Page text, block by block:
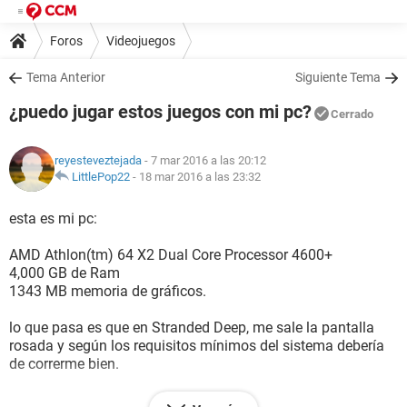
Foros Videojuegos
Tema Anterior Siguiente Tema
¿puedo jugar estos juegos con mi pc? Cerrado
reyesteveztejada - 7 mar 2016 a las 20:12
LittlePop22 - 18 mar 2016 a las 23:32
esta es mi pc:
AMD Athlon(tm) 64 X2 Dual Core Processor 4600+
4,000 GB de Ram
1343 MB memoria de gráficos.
lo que pasa es que en Stranded Deep, me sale la pantalla
rosada y según los requisitos mínimos del sistema debería
de correrme bien.
He leído que es por tarjeta gráfica, pero el juego pide un GB y